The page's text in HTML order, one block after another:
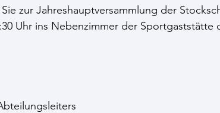
zur Jahreshauptversammlung der
Uhr ins Nebenzimmer der